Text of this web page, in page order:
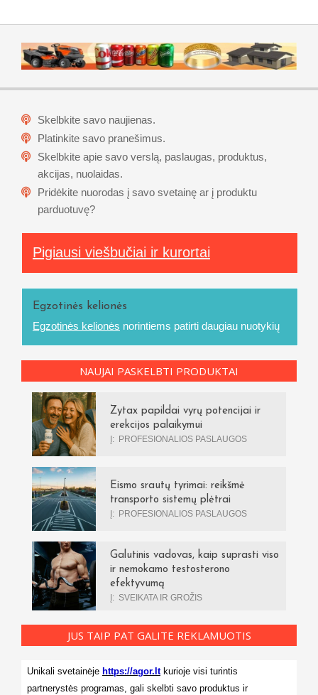
Skelbkite savo naujienas.
Platinkite savo pranešimus.
Skelbkite apie savo verslą, paslaugas, produktus,
akcijas, nuolaidas.
Pridėkite nuorodas į savo svetainę ar į produktu
parduotuvę?
Pigiausi viešbučiai ir kurortai
Egzotinės kelionės
Egzotinės kelionės norintiems patirti daugiau nuotykių
NAUJAI PASKELBTI PRODUKTAI
Zytax papildai vyrų potencijai ir
erekcijos palaikymui
Į: PROFESIONALIOS PASLAUGOS
Eismo srautų tyrimai: reikšmė
transporto sistemų plėtrai
Į: PROFESIONALIOS PASLAUGOS
Galutinis vadovas, kaip suprasti viso
ir nemokamo testosterono
efektyvumą
Į: SVEIKATA IR GROŽIS
JUS TAIP PAT GALITE REKLAMUOTIS
Unikali svetainėje https://agor.ltkurioje visi turintis
partnerystės programas, gali skelbti savo produktus ir